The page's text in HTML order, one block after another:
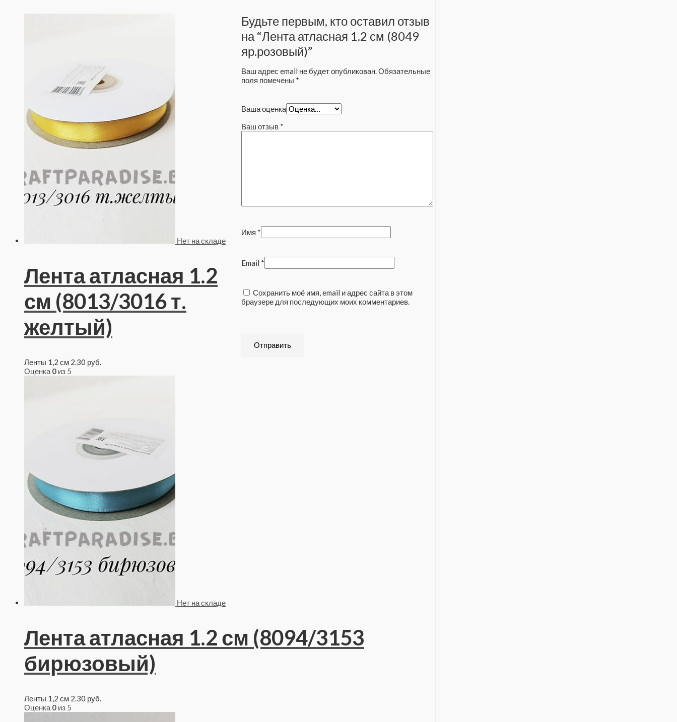
Будьте первым, кто оставил отзыв
на “Лента атласная 1.2 см (8049
яр.розовый)”
Ваш адрес email не будет опубликован.Обязательные
поля помечены *
Ваша оценка
Ваш отзыв *
Имя *
Email *
Сохранить моё имя, email и адрес сайта в этом
браузере для последующих моих комментариев.
Нет на складе
Лента атласная 1.2
см (8013/3016 т.
желтый)
Ленты 1,2 см 2.30 руб.
Оценка 0 из 5
Нет на складе
Лента атласная 1.2 см (8094/3153
бирюзовый)
Ленты 1,2 см 2.30 руб.
Оценка 0 из 5